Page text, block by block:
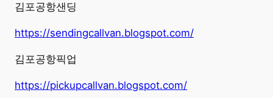
김포공항샌딩
https://sendingcallvan.blogspot.com/
김포공항픽업
https://pickupcallvan.blogspot.com/